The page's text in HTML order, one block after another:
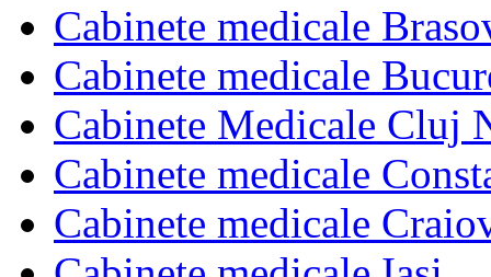
Cabinete medicale
Cabinete medicale
Cabinete Medicale Cluj
Cabinete medicale
Cabinete medicale